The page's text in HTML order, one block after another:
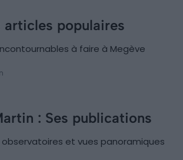
articles populaires
à faire à Megève
: Ses publications
observatoires et vues panoramiques